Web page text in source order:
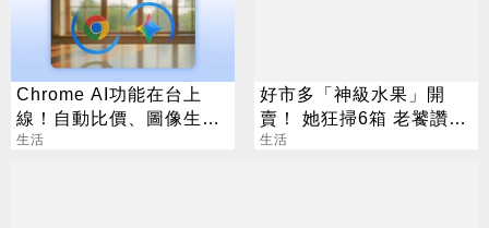
Chrome AI功能在台上
線！自動比價、圖像生成
化身最強助理
生活
好市多「神級水果」開
賣！ 她狂掃6箱 老饕讚：
很甜還噴汁
生活